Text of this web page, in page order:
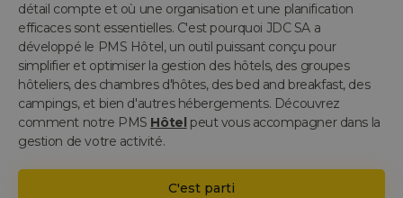
détail compte et où une organisation et une planification
efficaces sont essentielles. C'est pourquoi JDC SA a
développé le PMS Hôtel, un outil puissant conçu pour
simplifier et optimiser la gestion des hôtels, des groupes
hôteliers, des chambres d'hôtes, des bed and breakfast, des
campings, et bien d'autres hébergements. Découvrez
comment notre PMS Hôtel peut vous accompagner dans la
gestion de votre activité.
C'est parti